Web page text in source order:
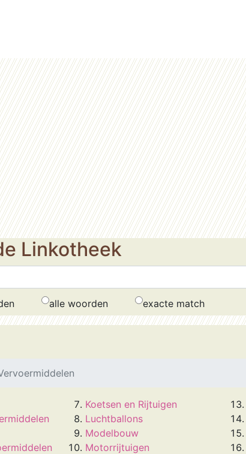
Linkotheek
alle woorden exacte match
Koetsen en Rijtuigen
Luchtballons
Modelbouw
Motorrijtuigen